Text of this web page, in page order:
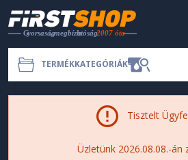
TERMÉKKATEGÓRIÁK
Tisztelt
Üzletünk 2026.08.08.-án